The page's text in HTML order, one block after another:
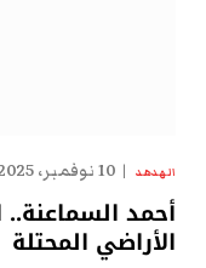
الهدهد 10 نوفمبر، 2025
أحمد
الأراضي المحتلة